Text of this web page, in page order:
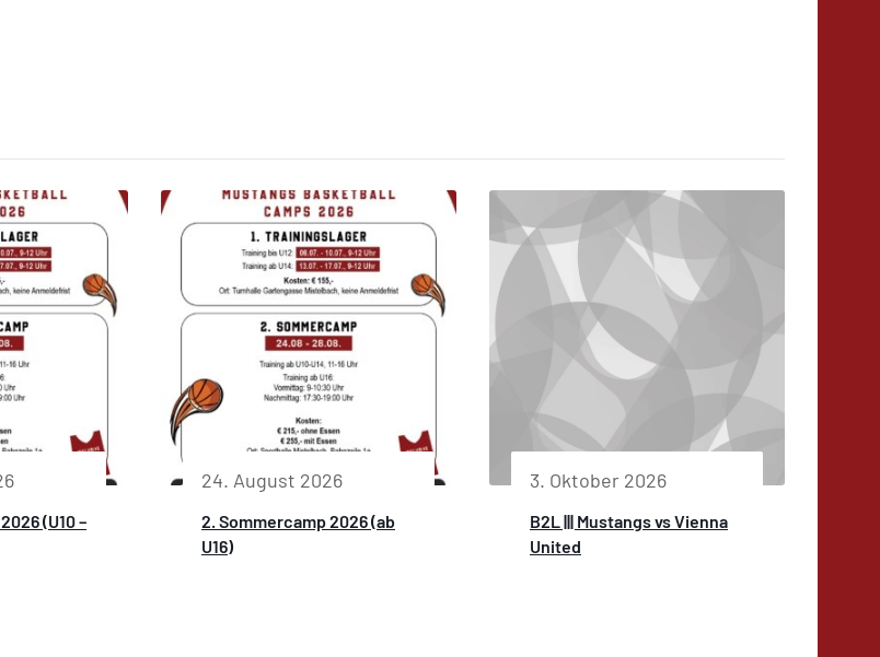
(U10 –
24. August 2026
2. Sommercamp 2026 (ab
U16)
3. Oktober 2026
B2L ||| Mustangs vs Vienna
United